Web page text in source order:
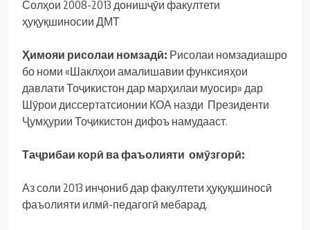
Солҳои 2008-2013 донишҷӯи факултети
ҳуқуқшиносии ДМТ
Ҳимояи рисолаи номзадӣ: Рисолаи номзадиашро
бо номи «Шаклҳои амалишавии функсияҳои
давлати Тоҷикистон дар марҳилаи муосир» дар
Шӯрои диссертатсионии КОА назди Президенти
Ҷумҳурии Тоҷикистон дифоъ намудааст.
Таҷрибаи корӣ ва фаъолияти омӯзгорӣ:
Аз соли 2013 инҷониб дар факултети ҳуқуқшиносӣ
фаъолияти илмӣ-педагогӣ мебарад.